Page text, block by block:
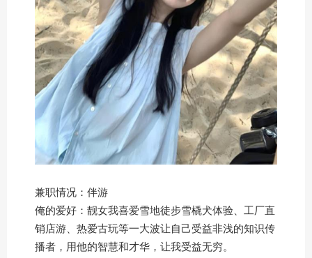
兼职情况：伴游
俺的爱好：靓女我喜爱雪地徒步雪橇犬体验、工厂直
销店游、热爱古玩等一大波让自己受益非浅的知识传
播者，用他的智慧和才华，让我受益无穷。